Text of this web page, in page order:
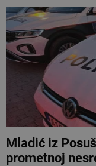
Mladić iz
prometnoj